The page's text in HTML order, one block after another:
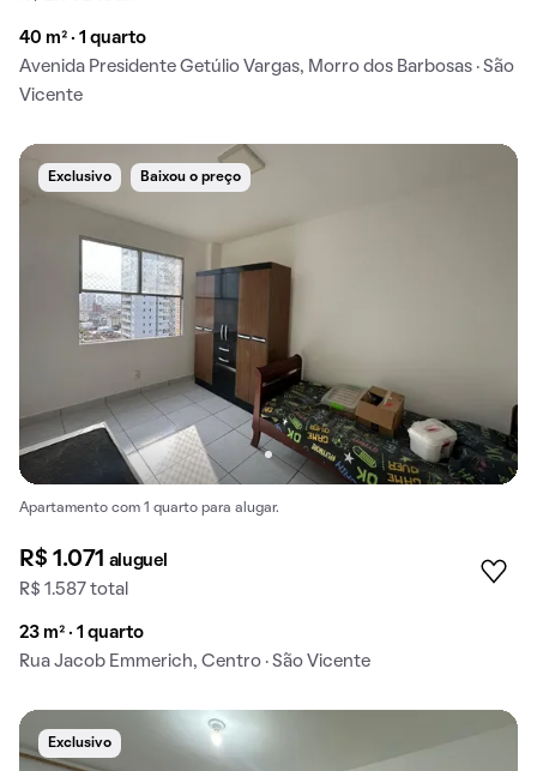
40 m² · 1 quarto
Avenida Presidente Getúlio Vargas, Morro dos Barbosas · São
Vicente
Exclusivo Baixou o preço
Apartamento com 1 quarto para alugar.
R$ 1.071 aluguel
R$ 1.587 total
23 m² · 1 quarto
Rua Jacob Emmerich, Centro · São Vicente
Exclusivo